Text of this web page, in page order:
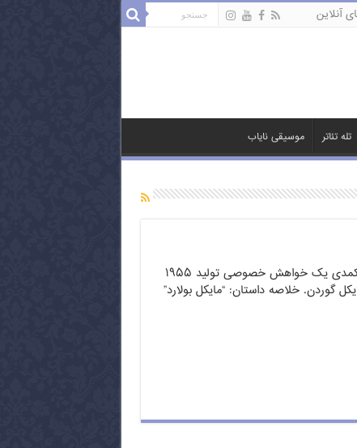
آنلاین
تله تئاتر موسیقی نایاب
فیلم به یادماندنی و کمدی یک خواهش خصوصی تولید ۱۹۵۵
گوردن. خلاصه داستان: “مایکل بولارد”